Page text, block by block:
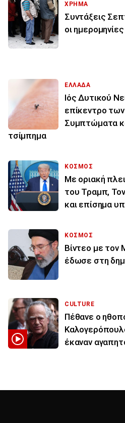
ΧΡΗΜΑ
Συντάξεις
οι
ΕΛΛΑΔΑ
Ιός Δυτικού
επίκεντρο
Συμπτώματα
τσίμπημα
ΚΟΣΜΟΣ
Με οριακή
του Τραμπ,
και επίσημα
ΚΟΣΜΟΣ
Βίντεο με τον
έδωσε στη
CULTURE
Πέθανε ο
έκαναν